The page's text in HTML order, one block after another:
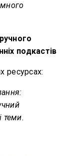
подкастів
ресурсах:
теми.